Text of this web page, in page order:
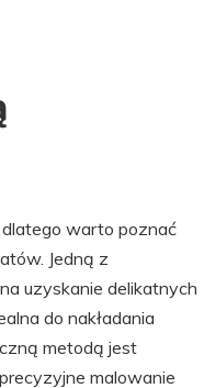
warto poznać
Jedną z
uzyskanie delikatnych
do nakładania
metodą jest
malowanie